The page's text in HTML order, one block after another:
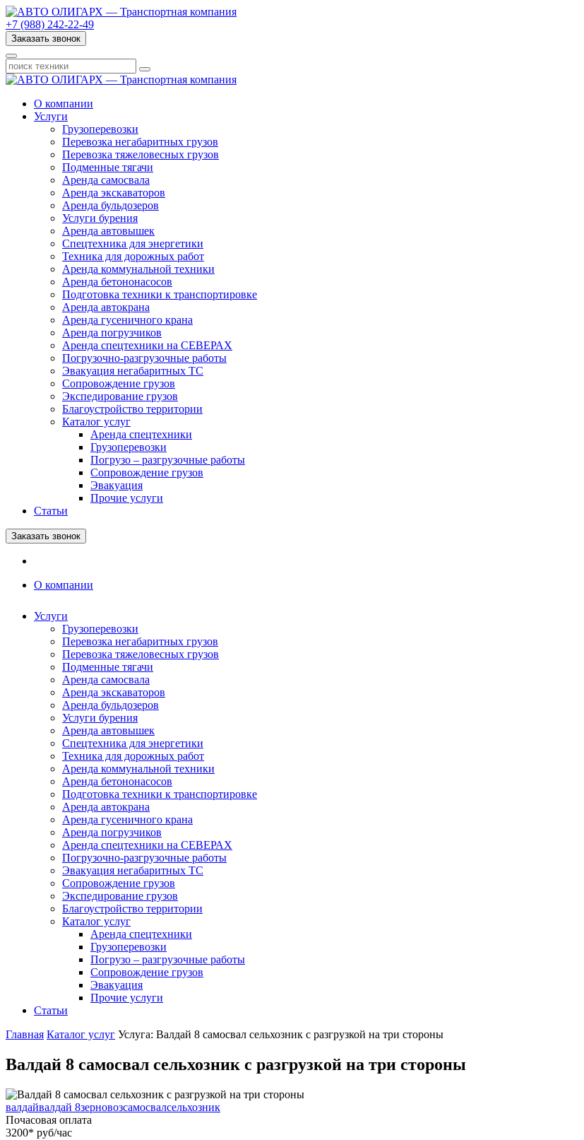
+7 (988) 242-22-49
Заказать звонок
О компании
Услуги
Грузоперевозки
Перевозка негабаритных грузов
Перевозка тяжеловесных грузов
Подменные тягачи
Аренда самосвала
Аренда экскаваторов
Аренда бульдозеров
Услуги бурения
Аренда автовышек
Спецтехника для энергетики
Техника для дорожных работ
Аренда коммунальной техники
Аренда бетононасосов
Подготовка техники к транспортировке
Аренда автокрана
Аренда гусеничного крана
Аренда погрузчиков
Аренда спецтехники на СЕВЕРАХ
Погрузочно-разгрузочные работы
Эвакуация негабаритных ТС
Сопровождение грузов
Экспедирование грузов
Благоустройство территории
Каталог услуг
Аренда спецтехники
Грузоперевозки
Погрузо – разгрузочные работы
Сопровождение грузов
Эвакуация
Прочие услуги
Статьи
Заказать звонок
О компании
Услуги
Грузоперевозки
Перевозка негабаритных грузов
Перевозка тяжеловесных грузов
Подменные тягачи
Аренда самосвала
Аренда экскаваторов
Аренда бульдозеров
Услуги бурения
Аренда автовышек
Спецтехника для энергетики
Техника для дорожных работ
Аренда коммунальной техники
Аренда бетононасосов
Подготовка техники к транспортировке
Аренда автокрана
Аренда гусеничного крана
Аренда погрузчиков
Аренда спецтехники на СЕВЕРАХ
Погрузочно-разгрузочные работы
Эвакуация негабаритных ТС
Сопровождение грузов
Экспедирование грузов
Благоустройство территории
Каталог услуг
Аренда спецтехники
Грузоперевозки
Погрузо – разгрузочные работы
Сопровождение грузов
Эвакуация
Прочие услуги
Статьи
Главная Каталог услуг Услуга: Валдай 8 самосвал сельхозник с разгрузкой на три стороны
Валдай 8 самосвал сельхозник с разгрузкой на три стороны
валдайвалдай 8зерновозсамосвалсельхозник
Почасовая оплата
3200* руб/час